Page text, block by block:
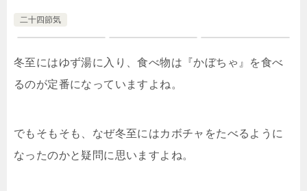
二十四節気
冬至にはゆず湯に入り、食べ物は『かぼちゃ』を食べ
るのが定番になっていますよね。
でもそもそも、なぜ冬至にはカボチャをたべるように
なったのかと疑問に思いますよね。